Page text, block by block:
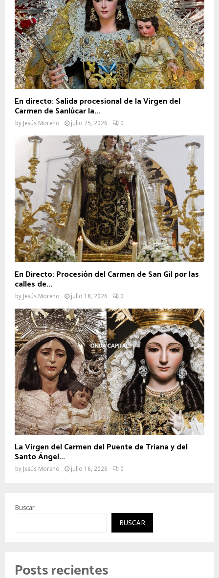
En directo: Salida procesional de la Virgen del
Carmen de Sanlúcar la...
by Jesús Moreno julio 25, 2026 0
En Directo: Procesión del Carmen de San Gil por las
calles de...
by Jesús Moreno julio 18, 2026 0
La Virgen del Carmen del Puente de Triana y del
Santo Ángel...
by Jesús Moreno julio 16, 2026 0
Buscar
BUSCAR
Posts recientes